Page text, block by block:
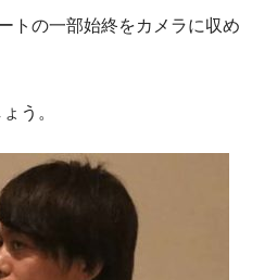
トの一部始終をカメラに収め
う。